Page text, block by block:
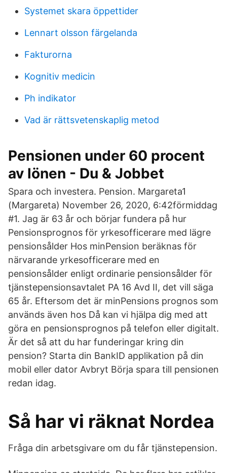
Systemet skara öppettider
Lennart olsson färgelanda
Fakturorna
Kognitiv medicin
Ph indikator
Vad är rättsvetenskaplig metod
Pensionen under 60 procent
av lönen - Du & Jobbet
Spara och investera. Pension. Margareta1
(Margareta) November 26, 2020, 6:42förmiddag
#1. Jag är 63 år och börjar fundera på hur
Pensionsprognos för yrkesofficerare med lägre
pensionsålder Hos minPension beräknas för
närvarande yrkesofficerare med en
pensionsålder enligt ordinarie pensionsålder för
tjänstepensionsavtalet PA 16 Avd II, det vill säga
65 år. Eftersom det är minPensions prognos som
används även hos Då kan vi hjälpa dig med att
göra en pensionsprognos på telefon eller digitalt.
Är det så att du har funderingar kring din
pension? Starta din BankID applikation på din
mobil eller dator Avbryt Börja spara till pensionen
redan idag.
Så har vi räknat Nordea
Fråga din arbetsgivare om du får tjänstepension.